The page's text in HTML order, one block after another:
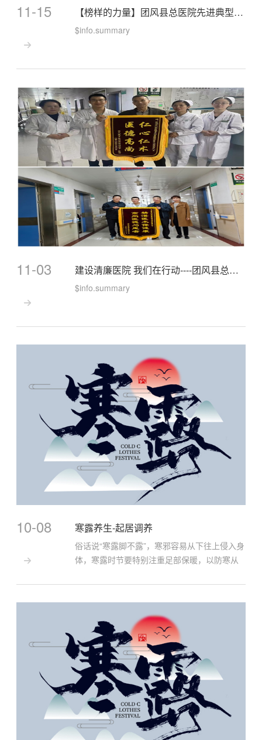
11-15

【榜样的力量】团风县总医院先进典型事迹展播（第三期）丨王和平：二十八载仁心守护 以热爱书写医者本色
$info.summary
11-03

建设清廉医院 我们在行动----团风县总医院人民医院院区普外科打造清廉医院工作侧记
$info.summary
10-08

寒露养生-起居调养
俗话说“寒露脚不露”，寒邪容易从下往上侵入身
体，寒露时节要特别注重足部保暖，以防寒从